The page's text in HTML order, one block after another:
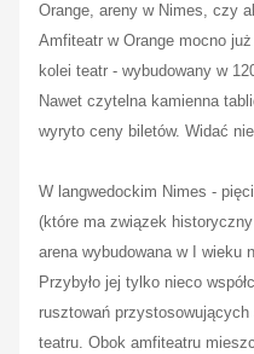
Orange, areny w Nimes, czy
Amfiteatr w Orange mocno
kolei teatr - wybudowany w
Nawet czytelna kamienna
wyryto ceny biletów. Widać
W langwedockim Nimes -
(które ma związek
arena wybudowana w I wieku
Przybyło jej tylko nieco
rusztowań
teatru. Obok amfiteatru